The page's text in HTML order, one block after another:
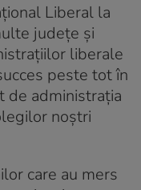
Liberal la
județe și
liberale
peste tot în
de administrația
noștri
care au mers